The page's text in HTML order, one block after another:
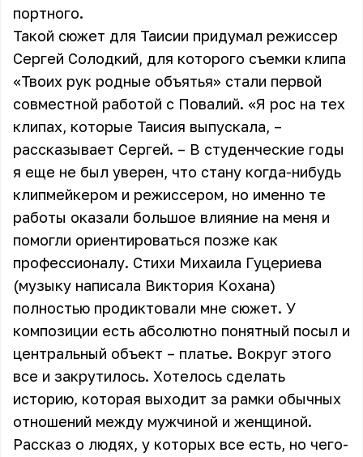
портного.
Такой сюжет для Таисии придумал режиссер
Сергей Солодкий, для которого съемки клипа
«Твоих рук родные объятья» стали первой
совместной работой с Повалий. «Я рос на тех
клипах, которые Таисия выпускала, –
рассказывает Сергей. – В студенческие годы
я еще не был уверен, что стану когда-нибудь
клипмейкером и режиссером, но именно те
работы оказали большое влияние на меня и
помогли ориентироваться позже как
профессионалу. Стихи Михаила Гуцериева
(музыку написала Виктория Кохана)
полностью продиктовали мне сюжет. У
композиции есть абсолютно понятный посыл и
центральный объект – платье. Вокруг этого
все и закрутилось. Хотелось сделать
историю, которая выходит за рамки обычных
отношений между мужчиной и женщиной.
Рассказ о людях, у которых все есть, но чего-